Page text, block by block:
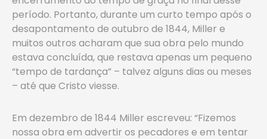
período. Portanto, durante um curto tempo após o
desapontamento de outubro de 1844, Miller e
muitos outros acharam que sua obra pelo mundo
estava concluída, que restava apenas um pequeno
“tempo de tardança” – talvez alguns dias ou meses
– até que Cristo viesse.
Em dezembro de 1844 Miller escreveu: “Fizemos
nossa obra em advertir os pecadores e em tentar